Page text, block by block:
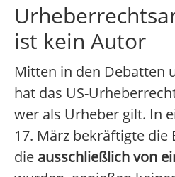
ist kein Autor
Mitten in den Debatten
hat das US-
wer als Urheber gilt. In
17. März bekräftigte die
die ausschließlich von